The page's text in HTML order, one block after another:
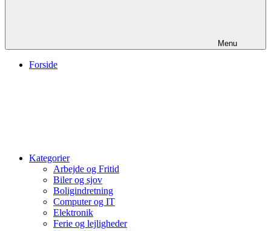
Menu
Forside
Kategorier
Arbejde og Fritid
Biler og sjov
Boligindretning
Computer og IT
Elektronik
Ferie og lejligheder